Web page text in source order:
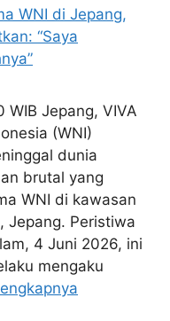
Jepang, VIVA
(WNI)
dunia
brutal yang
WNI di kawasan
Jepang. Peristiwa
4 Juni 2026, ini
mengaku